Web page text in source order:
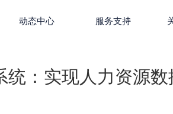
动态中心 服务支持
统：实现人力资源数